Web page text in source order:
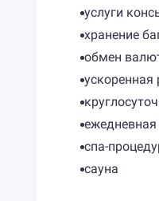
услуги
хранение
обмен
ускоренная
ежедневная
спа-
сауна